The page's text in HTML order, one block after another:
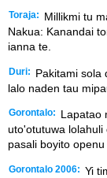
Toraja:
Millikmi tu
Nakua: Kanandai
ianna te.
Duri:
Pakitami sola
lalo naden tau
Gorontalo:
Lapatao
uto'otutuwa lolahuli
pasali boyito
Gorontalo 2006: Yi